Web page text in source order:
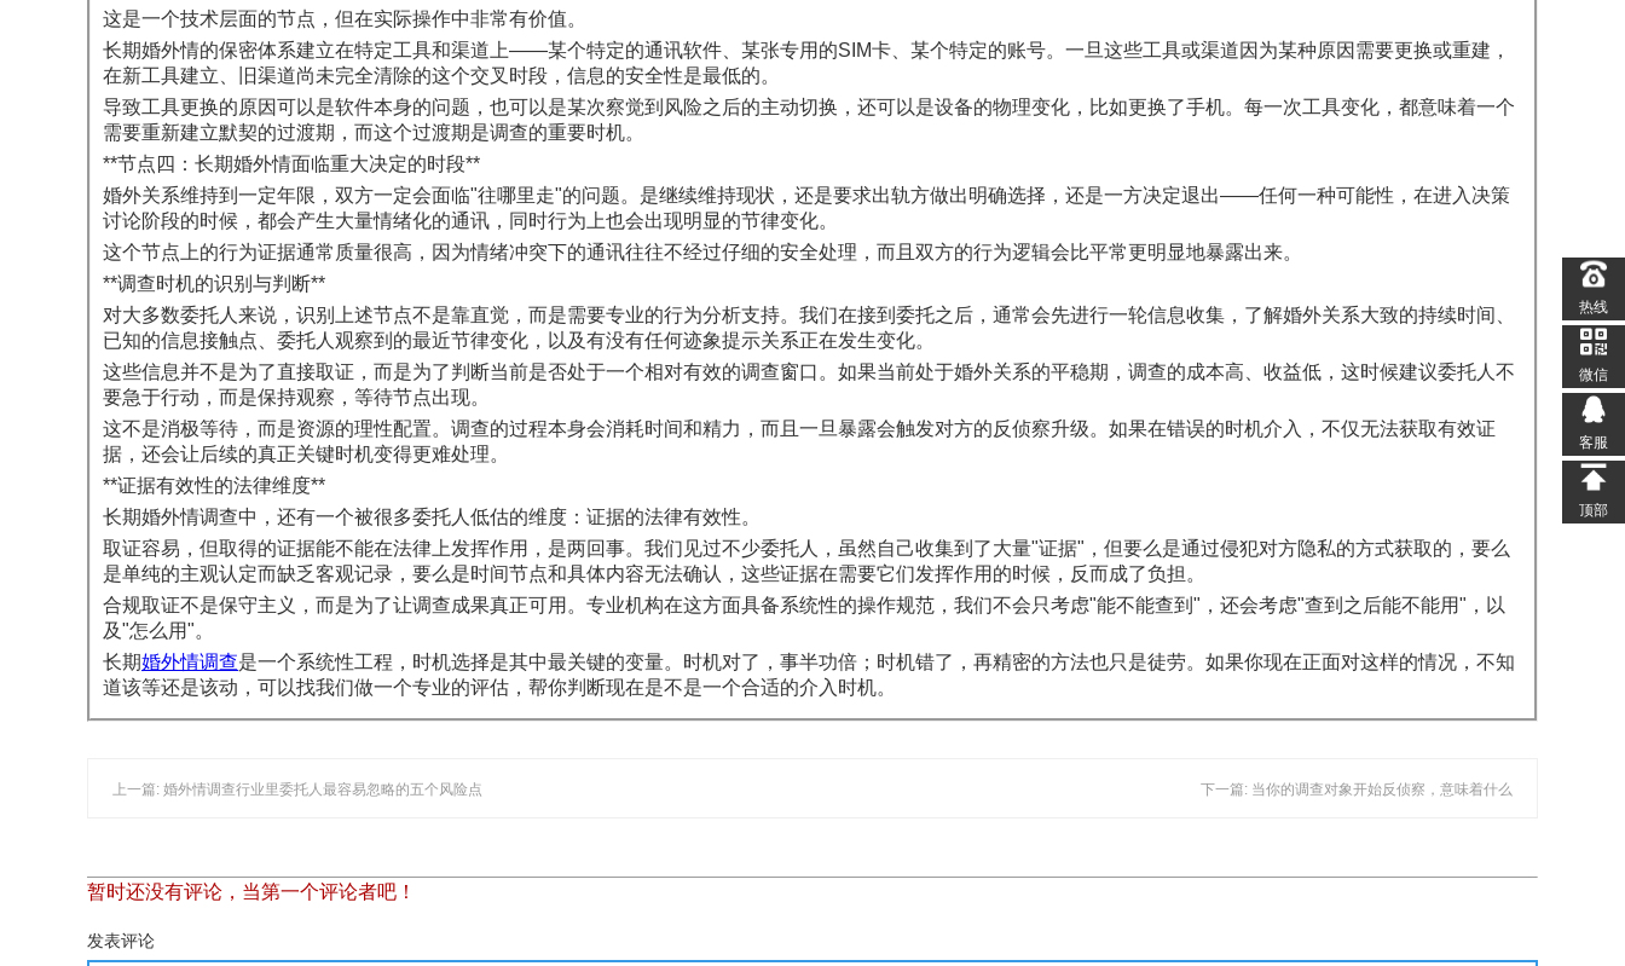
这是一个技术层面的节点，但在实际操作中非常有价值。
长期婚外情的保密体系建立在特定工具和渠道上——某个特定的通讯软件、某张专用的SIM卡、某个特定的账号。一旦这些工具或渠道因为某种原因需要更换或重建，
在新工具建立、旧渠道尚未完全清除的这个交叉时段，信息的安全性是最低的。
导致工具更换的原因可以是软件本身的问题，也可以是某次察觉到风险之后的主动切换，还可以是设备的物理变化，比如更换了手机。每一次工具变化，都意味着一个
需要重新建立默契的过渡期，而这个过渡期是调查的重要时机。
**节点四：长期婚外情面临重大决定的时段**
婚外关系维持到一定年限，双方一定会面临"往哪里走"的问题。是继续维持现状，还是要求出轨方做出明确选择，还是一方决定退出——任何一种可能性，在进入决策
讨论阶段的时候，都会产生大量情绪化的通讯，同时行为上也会出现明显的节律变化。
这个节点上的行为证据通常质量很高，因为情绪冲突下的通讯往往不经过仔细的安全处理，而且双方的行为逻辑会比平常更明显地暴露出来。
**调查时机的识别与判断**
对大多数委托人来说，识别上述节点不是靠直觉，而是需要专业的行为分析支持。我们在接到委托之后，通常会先进行一轮信息收集，了解婚外关系大致的持续时间、
已知的信息接触点、委托人观察到的最近节律变化，以及有没有任何迹象提示关系正在发生变化。
这些信息并不是为了直接取证，而是为了判断当前是否处于一个相对有效的调查窗口。如果当前处于婚外关系的平稳期，调查的成本高、收益低，这时候建议委托人不
要急于行动，而是保持观察，等待节点出现。
这不是消极等待，而是资源的理性配置。调查的过程本身会消耗时间和精力，而且一旦暴露会触发对方的反侦察升级。如果在错误的时机介入，不仅无法获取有效证
据，还会让后续的真正关键时机变得更难处理。
**证据有效性的法律维度**
长期婚外情调查中，还有一个被很多委托人低估的维度：证据的法律有效性。
取证容易，但取得的证据能不能在法律上发挥作用，是两回事。我们见过不少委托人，虽然自己收集到了大量"证据"，但要么是通过侵犯对方隐私的方式获取的，要么
是单纯的主观认定而缺乏客观记录，要么是时间节点和具体内容无法确认，这些证据在需要它们发挥作用的时候，反而成了负担。
合规取证不是保守主义，而是为了让调查成果真正可用。专业机构在这方面具备系统性的操作规范，我们不会只考虑"能不能查到"，还会考虑"查到之后能不能用"，以
及"怎么用"。
长期婚外情调查是一个系统性工程，时机选择是其中最关键的变量。时机对了，事半功倍；时机错了，再精密的方法也只是徒劳。如果你现在正面对这样的情况，不知
道该等还是该动，可以找我们做一个专业的评估，帮你判断现在是不是一个合适的介入时机。
上一篇: 婚外情调查行业里委托人最容易忽略的五个风险点 下一篇: 当你的调查对象开始反侦察，意味着什么
暂时还没有评论，当第一个评论者吧！
发表评论
热线
微信
客服
顶部